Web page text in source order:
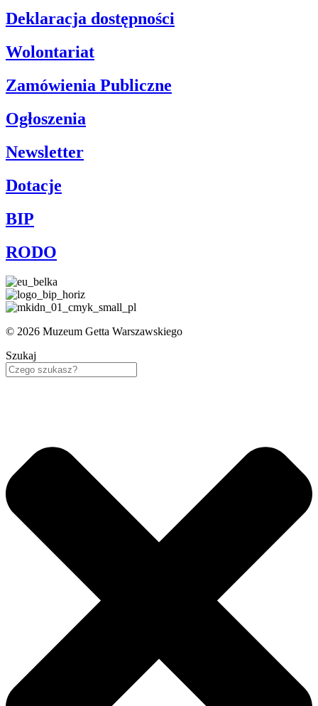
Deklaracja dostępności
Wolontariat
Zamówienia Publiczne
Ogłoszenia
Newsletter
Dotacje
BIP
RODO
© 2026 Muzeum Getta Warszawskiego
Szukaj